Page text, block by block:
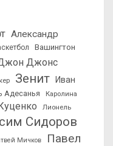
Александр
Вашингтон
Джонс
Зенит
Иван
Адесанья
Каролина
Лионель
Сидоров
Мичков
Павел